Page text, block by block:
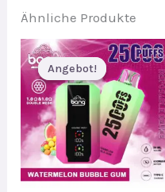
Ähnliche Produkte
Angebot!
Angebot!